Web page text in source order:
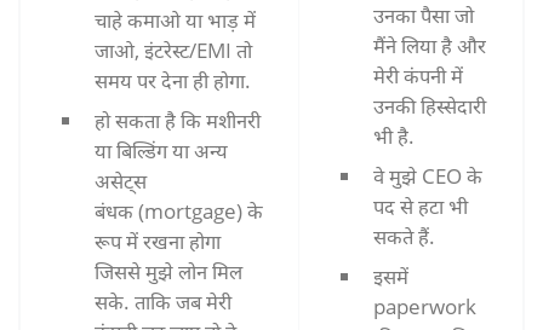
चाहे कमाओ या भाड़ में
जाओ, इंटरेस्ट/EMI तो
समय पर देना ही होगा.
हो सकता है कि मशीनरी
या बिल्डिंग या अन्य
असेट्स
बंधक (mortgage) के
रूप में रखना होगा
जिससे मुझे लोन मिल
सके. ताकि जब मेरी
उनका पैसा जो
मैंने लिया है और
मेरी कंपनी में
उनकी हिस्सेदारी
भी है.
वे मुझे CEO के
पद से हटा भी
सकते हैं.
इसमें
paperwork